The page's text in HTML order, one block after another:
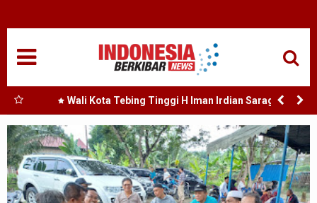
Wali Kota Tebing Tinggi H Iman Irdian Saragih :
Dorong Optimalisasi SP3 Catin
NASIONAL
SUMUT
MEDAN
TANJUNGBALAI
ACEH